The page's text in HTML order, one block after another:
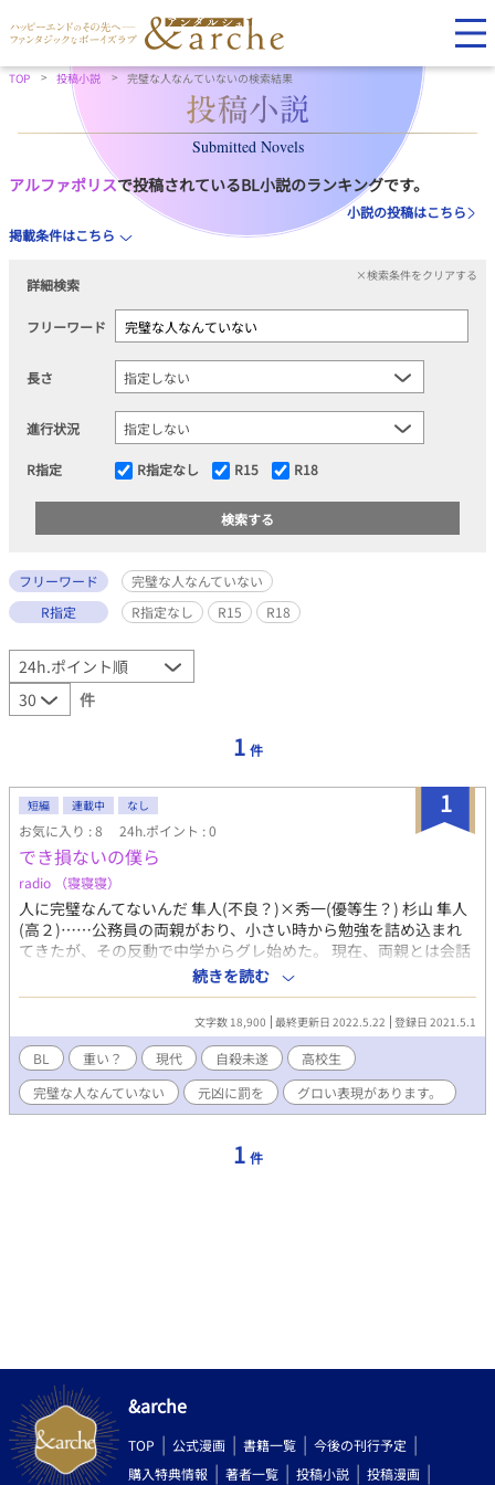
TOP 投稿小説 完璧な人なんていないの検索結果
Submitted Novels
アルファポリスで投稿されているBL小説のランキングです。
小説の投稿はこちら
掲載条件はこちら
詳細検索
×検索条件をクリアする
フリーワード
長さ
進行状況
R指定 R指定なし R15 R18
フリーワード
完璧な人なんていない
R指定
R指定なし R15 R18
件
1 件
1
短編 連載中 なし
お気に入り : 8 24h.ポイント : 0
でき損ないの僕ら
radio （寝寝寝）
人に完璧なんてないんだ 隼人(不良？)×秀一(優等生？) 杉山 隼人
(高２)……公務員の両親がおり、小さい時から勉強を詰め込まれ
てきたが、その反動で中学からグレ始めた。 現在、両親とは会話
もない。 隣の家の秀一とは昔から習い事等でよく会っていたため
幼馴染みだが、自分がそんな環境から１人抜け出したことを後ろ
めたく思っている。 柏原 秀一(高２)……両親は秀一に何でも完璧
を目指せと教育されている。母親はヒステリックで、秀一がテス
トで一番でないと酷く責め立てる。また、父親はそんな妻に嫌気
がさし、あまり家に寄り付かず、秀一に会えば成績について聞
き、一番でなければ責める(暴力)。
続きを読む
文字数 18,900 最終更新日 2022.5.22 登録日 2021.5.1
BL 重い？ 現代 自殺未遂
高校生
完璧な人なんていない
元凶に罰を グロい表現があります。
1 件
&arche
TOP 公式漫画 書籍一覧
今後の刊行予定
購入特典情報
著者一覧 投稿小説 投稿漫画